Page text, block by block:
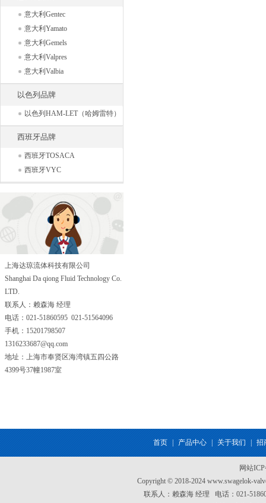
意大利Gentec
意大利Yamato
意大利Gemels
意大利Valpres
意大利Valbia
以色列品牌
以色列HAM-LET（哈姆雷特）
西班牙品牌
西班牙TOSACA
西班牙VYC
上海达琼流体科技有限公司
Shanghai Da qiong Fluid Technology Co.
LTD.
联系人：赖森海 经理
电话：021-51860595 021-51564096
手机：15201798507
1316233687@qq.com
地址：上海市奉贤区海湾镇五四公路
4399号37幢1987室
首页 | 产品中心 | 关于我们 | 招
网站
Copyright © 2018-2024 www.swagelok-
联系人：赖森海 经理 电话：021-